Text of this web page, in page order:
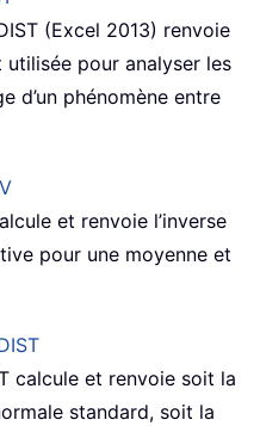
(Excel 2013) renvoie
pour analyser les
d’un phénomène entre
et renvoie l’inverse
pour une moyenne et
calcule et renvoie soit la
standard, soit la